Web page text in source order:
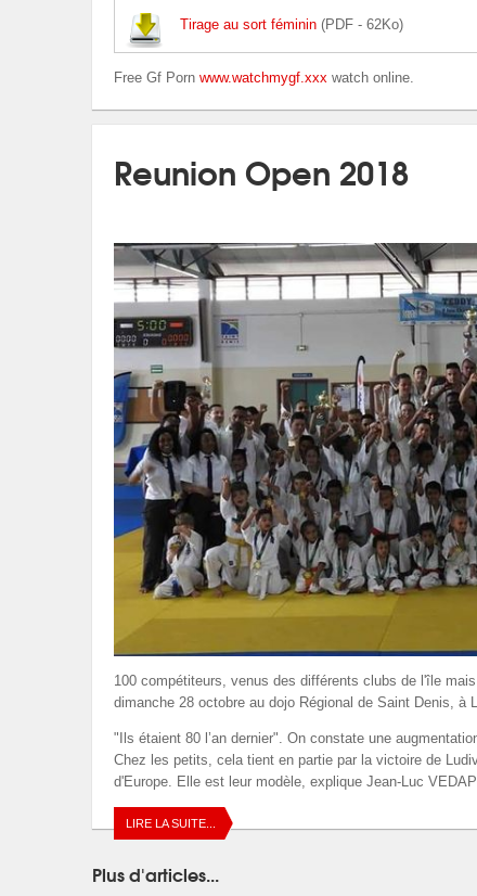
Tirage au sort féminin(PDF - 62Ko)
Free Gf Porn www.watchmygf.xxx watch online.
Reunion Open 2018
100 compétiteurs, venus des différents clubs de l'île
dimanche 28 octobre au dojo Régional de Saint Denis, à
"Ils étaient 80 l’an dernier". On constate une
Chez les petits, cela tient en partie par la victoire de
d'Europe. Elle est leur modèle, explique Jean-Luc
LIRE LA SUITE...
Plus d'articles...